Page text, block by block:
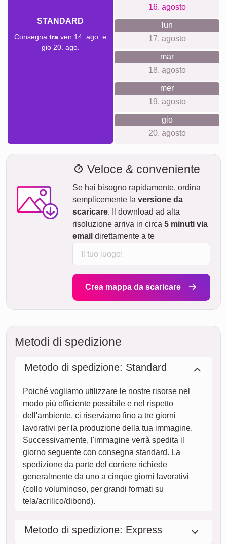
STANDARD
Consegna tra ven 14. ago. e
gio 20. ago.
16. agosto
lun
17. agosto
mar
18. agosto
mer
19. agosto
gio
20. agosto
Veloce & conveniente
Se hai bisogno rapidamente, ordina
semplicemente la versione da
scaricare. Il download ad alta
risoluzione arriva in circa 5 minuti via
email direttamente a te
Crea mappa da scaricare
Metodi di spedizione
Metodo di spedizione: Standard
Poiché vogliamo utilizzare le nostre risorse nel
modo più efficiente possibile e nel rispetto
dell'ambiente, ci riserviamo fino a tre giorni
lavorativi per la produzione della tua immagine.
Successivamente, l'immagine verrà spedita il
giorno seguente con consegna standard. La
spedizione da parte del corriere richiede
generalmente da uno a cinque giorni lavorativi
(collo voluminoso, per grandi formati su
tela/acrilico/dibond).
Metodo di spedizione: Express